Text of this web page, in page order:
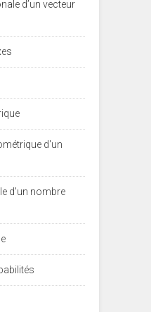
d’un vecteur
d'un
d'un nombre